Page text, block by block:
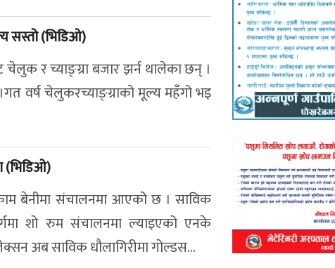
सस्तो (भिडिओ)
र च्याङ्ग्रा बजार झर्न थालेका छन् ।
वर्ष चेलुकरच्याङ्ग्राको मूल्य महँगो भइ
(भिडिओ)
बेनीमा संचालनमा आएको छ । साविक
शो रुम संचालनमा ल्याइएको एनके
अब साविक धौलागिरीमा गोल्डस...